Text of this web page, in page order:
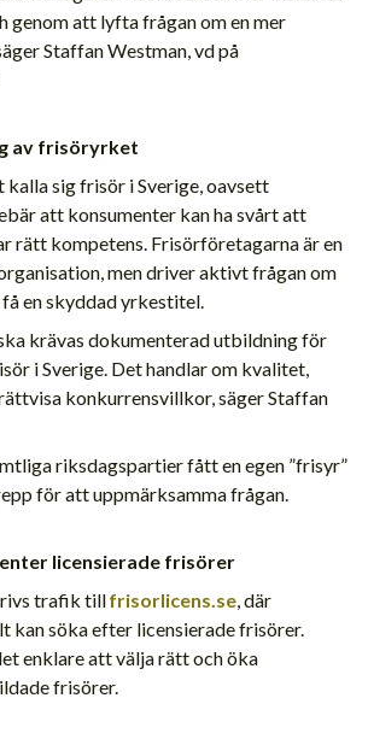
genom att lyfta frågan om en mer
Staffan Westman, vd på
av frisöryrket
sig frisör i Sverige, oavsett
att konsumenter kan ha svårt att
rätt kompetens. Frisörföretagarna är en
men driver aktivt frågan om
en skyddad yrkestitel.
krävas dokumenterad utbildning för
i Sverige. Det handlar om kvalitet,
konkurrensvillkor, säger Staffan
riksdagspartier fått en egen ”frisyr”
för att uppmärksamma frågan.
licensierade frisörer
trafik tillfrisorlicens.se, där
kan söka efter licensierade frisörer.
enklare att välja rätt och öka
frisörer.